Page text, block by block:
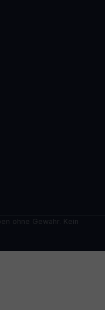
ohne Gewähr. Kein